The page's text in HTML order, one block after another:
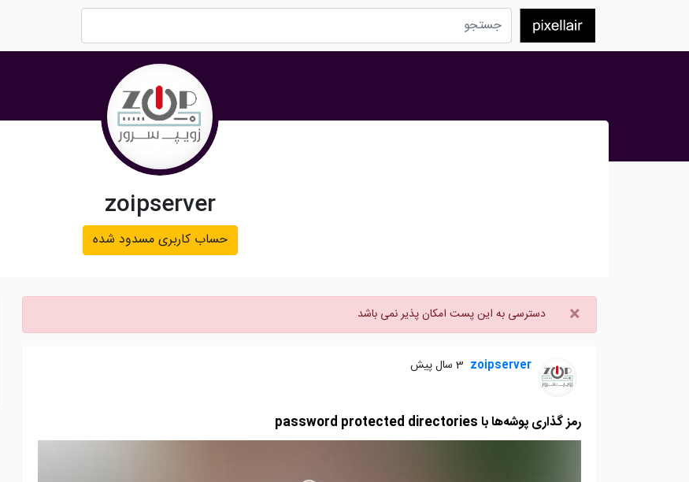
zoipserver
حساب کاربری مسدود شده
× دسترسی به این پست امکان پذیر نمی باشد
zoipserver 3 سال پیش
رمز گذاری پوشه‌ها با password protected directories